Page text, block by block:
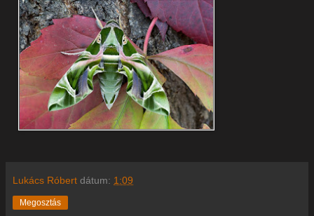
Lukács Róbert dátum: 1:09
Megosztás